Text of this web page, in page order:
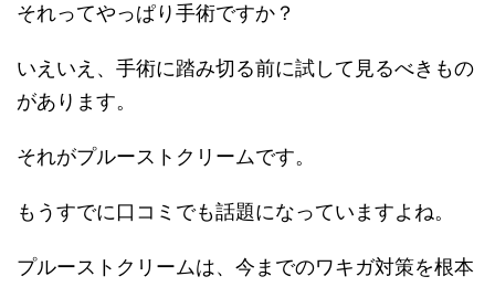
それってやっぱり手術ですか？
いえいえ、手術に踏み切る前に試して見るべきもの
があります。
それがプルーストクリームです。
もうすでに口コミでも話題になっていますよね。
プルーストクリームは、今までのワキガ対策を根本